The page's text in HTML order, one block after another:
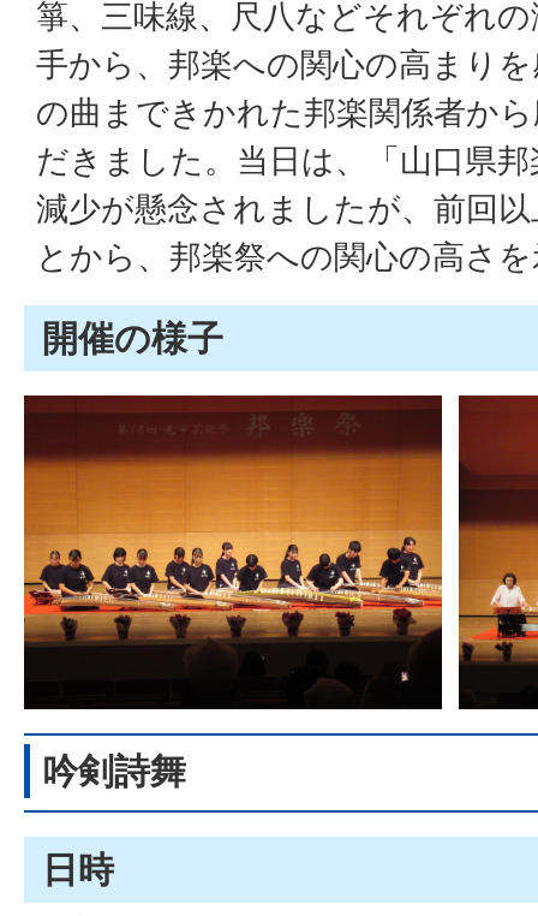
箏、三味線、尺八などそれぞれ
手から、邦楽への関心の高まり
の曲まできかれた邦楽関係者か
だきました。当日は、「山口県
減少が懸念されましたが、前回
とから、邦楽祭への関心の高さ
開催の様子
吟剣詩舞
日時